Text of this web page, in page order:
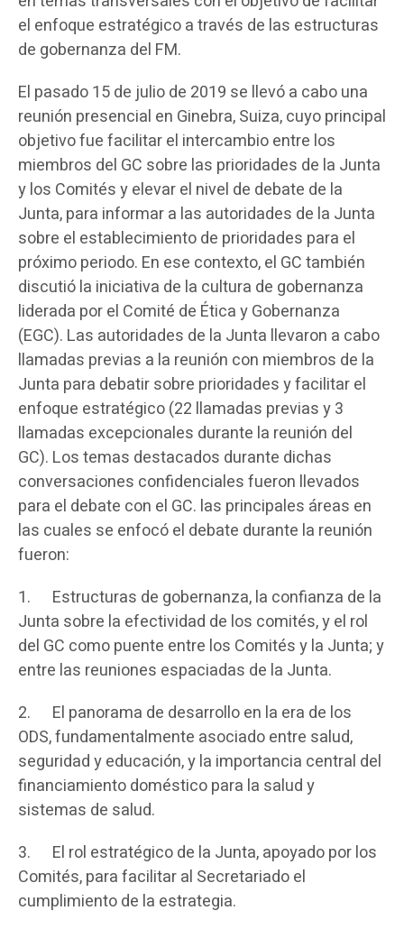
el enfoque estratégico a través de las estructuras
de gobernanza del FM.
El pasado 15 de julio de 2019 se llevó a cabo una
reunión presencial en Ginebra, Suiza, cuyo principal
objetivo fue facilitar el intercambio entre los
miembros del GC sobre las prioridades de la Junta
y los Comités y elevar el nivel de debate de la
Junta, para informar a las autoridades de la Junta
sobre el establecimiento de prioridades para el
próximo periodo. En ese contexto, el GC también
discutió la iniciativa de la cultura de gobernanza
liderada por el Comité de Ética y Gobernanza
(EGC). Las autoridades de la Junta llevaron a cabo
llamadas previas a la reunión con miembros de la
Junta para debatir sobre prioridades y facilitar el
enfoque estratégico (22 llamadas previas y 3
llamadas excepcionales durante la reunión del
GC). Los temas destacados durante dichas
conversaciones confidenciales fueron llevados
para el debate con el GC. las principales áreas en
las cuales se enfocó el debate durante la reunión
fueron:
1. Estructuras de gobernanza, la confianza de la
Junta sobre la efectividad de los comités, y el rol
del GC como puente entre los Comités y la Junta; y
entre las reuniones espaciadas de la Junta.
2. El panorama de desarrollo en la era de los
ODS, fundamentalmente asociado entre salud,
seguridad y educación, y la importancia central del
financiamiento doméstico para la salud y
sistemas de salud.
3. El rol estratégico de la Junta, apoyado por los
Comités, para facilitar al Secretariado el
cumplimiento de la estrategia.